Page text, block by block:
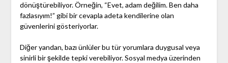
dönüştürebiliyor. Örneğin, “Evet, adam değilim. Ben daha
fazlasıyım!” gibi bir cevapla adeta kendilerine olan
güvenlerini gösteriyorlar.
Diğer yandan, bazı ünlüler bu tür yorumlara duygusal veya
sinirli bir şekilde tepki verebiliyor. Sosyal medya üzerinden